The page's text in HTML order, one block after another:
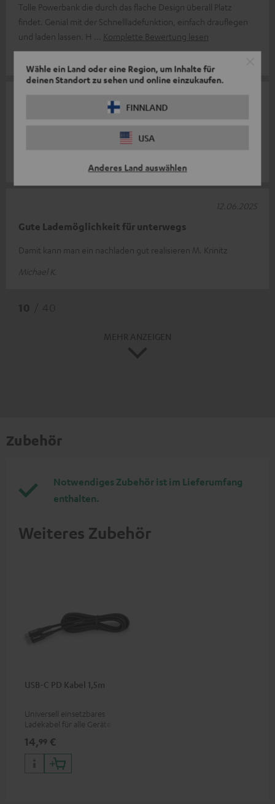
Wähle ein Land oder eine Region, um Inhalte für
deinen Standort zu sehen und online einzukaufen.
FINNLAND
USA
Anderes Land auswählen
Tolle Powerbank die durch das flache Design überall Platz
findet. Genial mit der Schnellladefunktion, einfach drauflegen
und laden lassen. H
Komplette Bewertung lesen
Gute Lademöglichkeit für unterwegs
Damit kann man ein nachladen gut realisieren M. Krinitz
Michael K.
12.06.2025
Zubehör
Notwendiges Zubehör ist im Lieferumfang
enthalten.
Weiteres Zubehör
USB-C PD Kabel 1,5m
Universell einsetzbares
Ladekabel für alle Geräte mit
alle Teufel Produkte mit USB-
C-Anschluss
14,99 €